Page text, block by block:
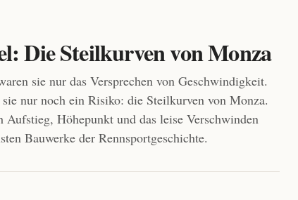
Die Steilkurven von Monza
sie nur das Versprechen von Geschwindigkeit.
nur noch ein Risiko: die Steilkurven von Monza.
Aufstieg, Höhepunkt und das leise Verschwinden
Bauwerke der Rennsportgeschichte.